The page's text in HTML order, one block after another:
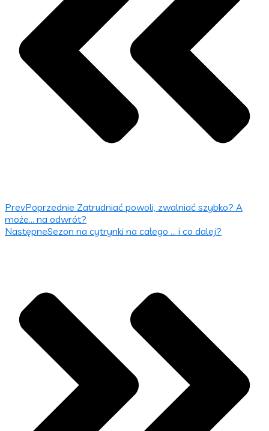
PrevPoprzednie Zatrudniać powoli, zwalniać szybko? A
może… na odwrót?
NastępneSezon na cytrynki na całego … i co dalej?